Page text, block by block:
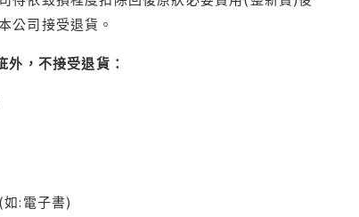
公司接受退貨。
，不接受退貨：
:電子書)